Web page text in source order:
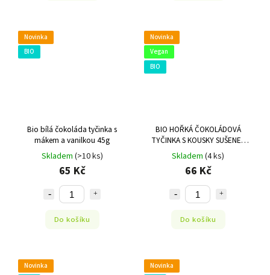
Novinka
BIO
Bio bílá čokoláda tyčinka s
mákem a vanilkou 45g
Skladem (>10 ks)
65 Kč
Do košíku
Novinka
Vegan
BIO
BIO HOŘKÁ ČOKOLÁDOVÁ
TYČINKA S KOUSKY SUŠENEK
45G FTC
Skladem (4 ks)
66 Kč
Do košíku
Novinka
Novinka